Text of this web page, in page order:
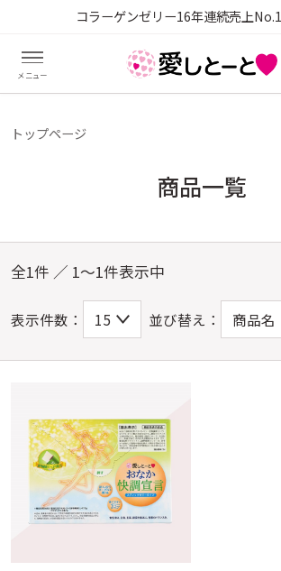
コラーゲンゼリー16年連続売上No.1
トップページ
商品一覧
全1件 ／ 1～1件表示中
表示件数： 並び替え：